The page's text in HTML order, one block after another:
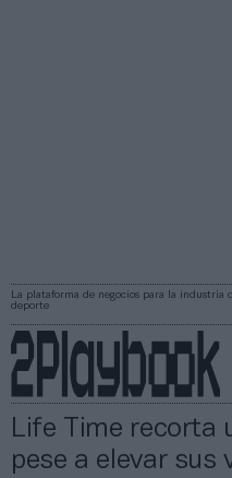
La plataforma de negocios para la industria
deporte
Life Time recorta
pese a elevar sus